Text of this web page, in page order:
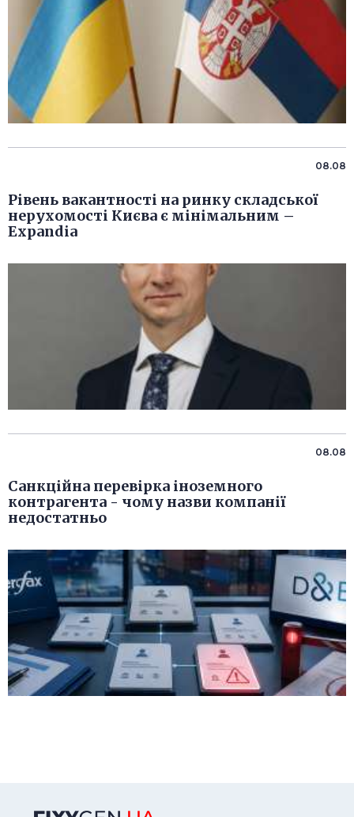
08.08
Рівень вакантності на ринку складської
нерухомості Києва є мінімальним –
Expandia
08.08
Санкційна перевірка іноземного
контрагента - чому назви компанії
недостатньо